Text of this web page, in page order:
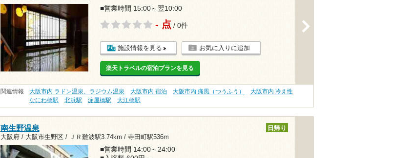
■営業時間 15:00～翌10:00
- 点 / 0件
施設情報を見る お気に入りに追加
楽天トラベルの宿泊プランを見る
関連情報 大阪市内 ラドン温泉、ラジウム温泉 大阪市内 宿泊 大阪市内 痛風（つうふう）
大阪市内 冷え性
なにわ橋駅
北浜駅 淀屋橋駅 大江橋駅
南生野温泉
大阪府 / 大阪市生野区 / ＪＲ難波駅3.74km / 寺田町駅536m
日帰り
■営業時間 14:00～24:00